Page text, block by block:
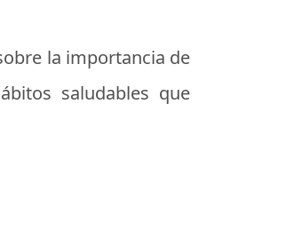
la importancia de
saludables que